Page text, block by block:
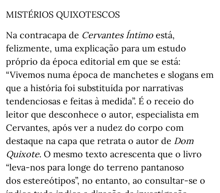
MISTÉRIOS QUIXOTESCOS
Na contracapa de Cervantes Íntimo está,
felizmente, uma explicação para um estudo
próprio da época editorial em que se está:
“Vivemos numa época de manchetes e slogans em
que a história foi substituída por narrativas
tendenciosas e feitas à medida”. É o receio do
leitor que desconhece o autor, especialista em
Cervantes, após ver a nudez do corpo com
destaque na capa que retrata o autor de Dom
Quixote. O mesmo texto acrescenta que o livro
“leva-nos para longe do terreno pantanoso
dos estereótipos”, no entanto, ao consultar-se o